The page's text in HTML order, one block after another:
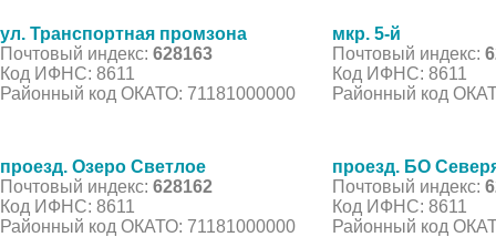
ул. Транспортная промзона
Почтовый индекс: 628163
Код ИФНС: 8611
Районный код ОКАТО: 71181000000
мкр. 5-й
Почтовый индекс:
Код ИФНС: 8611
Районный код
проезд. Озеро Светлое
Почтовый индекс: 628162
Код ИФНС: 8611
Районный код ОКАТО: 71181000000
проезд. БО
Почтовый индекс:
Код ИФНС: 8611
Районный код